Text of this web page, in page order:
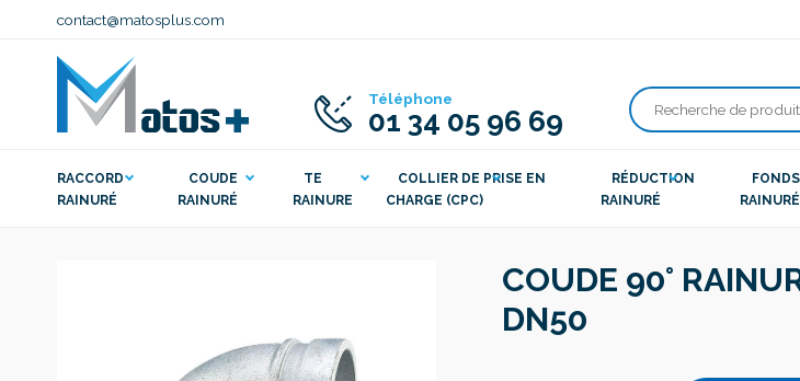
contact@matosplus.com
Téléphone
01 34 05 96 69
Recherche
RACCORD
RAINURÉ
COUDE
RAINURÉ
TE
RAINURE
COLLIER DE PRISE EN
CHARGE (CPC)
RÉDUCTION
RAINURÉ
FONDS
RAINURÉ
COUDE 90°
DN50